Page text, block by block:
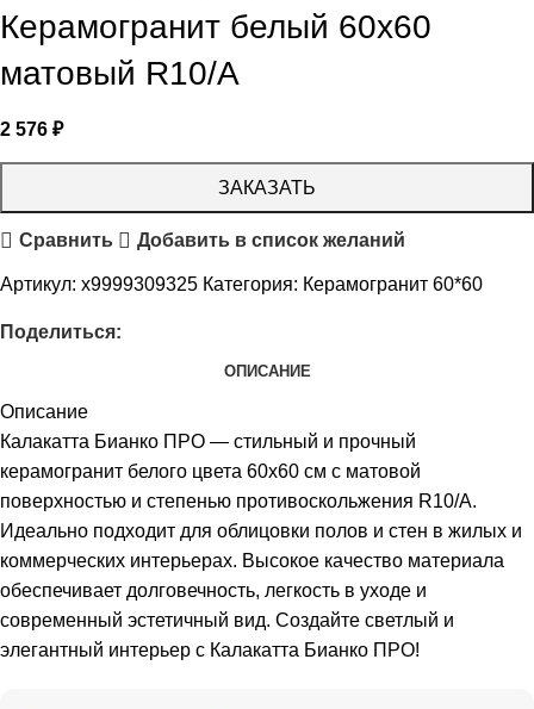
Керамогранит белый 60х60
матовый R10/A
2 576 ₽
ЗАКАЗАТЬ
Сравнить Добавить в список желаний
Артикул: х9999309325 Категория: Керамогранит 60*60
Поделиться:
ОПИСАНИЕ
Описание
Калакатта Бианко ПРО — стильный и прочный
керамогранит белого цвета 60х60 см с матовой
поверхностью и степенью противоскольжения R10/A.
Идеально подходит для облицовки полов и стен в жилых и
коммерческих интерьерах. Высокое качество материала
обеспечивает долговечность, легкость в уходе и
современный эстетичный вид. Создайте светлый и
элегантный интерьер с Калакатта Бианко ПРО!